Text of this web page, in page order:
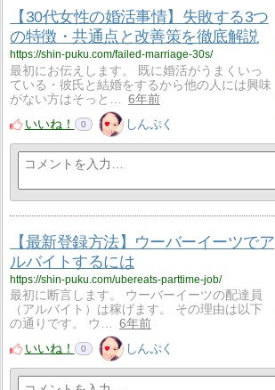
【30代女性の婚活事情】失敗する3つ
の特徴・共通点と改善策を徹底解説
https://shin-puku.com/failed-marriage-30s/
最初にお伝えします。 既に婚活がうまくいっ
ている・彼氏と結婚をするから他の人には興味
がない方はそっと…
6年前
いいね！
0 しんぷく
【最新登録方法】ウーバーイーツでア
ルバイトするには
https://shin-puku.com/ubereats-parttime-job/
最初に断言します。 ウーバーイーツの配達員
（アルバイト）は稼げます。 その理由は以下
の通りです。 ウ…
6年前
いいね！
0 しんぷく